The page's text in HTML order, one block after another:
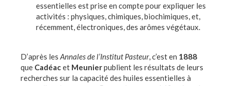
essentielles est prise en compte pour expliquer les
activités : physiques, chimiques, biochimiques, et,
récemment, électroniques, des arômes végétaux.
D’après les Annales de l’Institut Pasteur, c’est en 1888
que Cadéacet Meunierpublient les résultats de leurs
recherches sur la capacité des huiles essentielles à